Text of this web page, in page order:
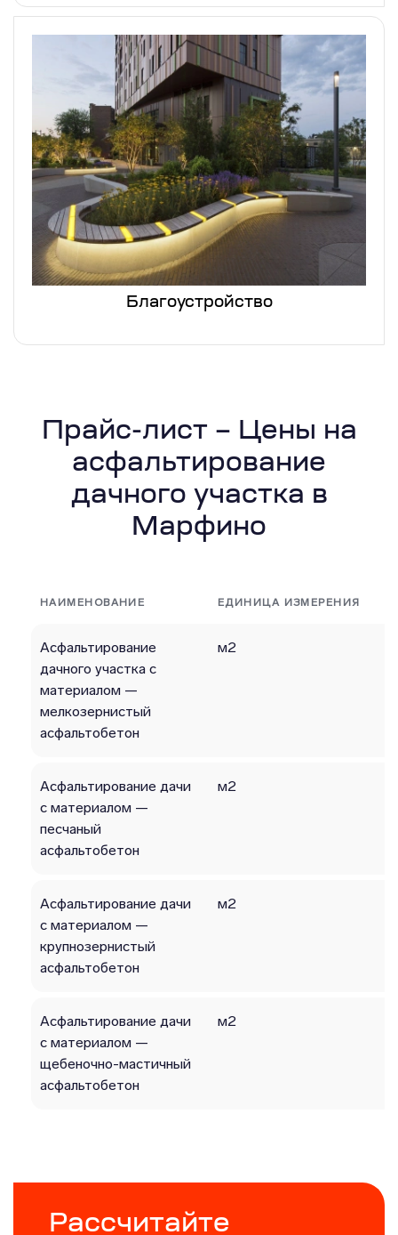
Благоустройство
Прайс-лист – Цены на
асфальтирование
дачного участка в
Марфино
НАИМЕНОВАНИЕ ЕДИНИЦА ИЗМЕРЕНИЯ
Асфальтирование
дачного участка с
материалом —
мелкозернистый
асфальтобетон
м2
Асфальтирование дачи
с материалом —
песчаный
асфальтобетон
м2
Асфальтирование дачи
с материалом —
крупнозерниcтый
асфальтобетон
м2
Асфальтирование дачи
с материалом —
щебеночно-мастичный
асфальтобетон
м2
Рассчитайте